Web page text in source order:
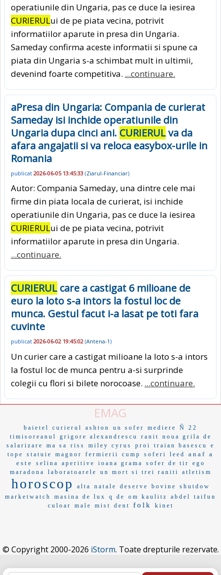
operatiunile din Ungaria, pas ce duce la iesirea
CURIERULui de pe piata vecina, potrivit
informatiilor aparute in presa din Ungaria.
Sameday confirma aceste informatii si spune ca
piata din Ungaria s-a schimbat mult in ultimii,
devenind foarte competitiva. ...continuare.
aPresa din Ungaria: Compania de curierat
Sameday isi inchide operatiunile din
Ungaria dupa cinci ani. CURIERULva da
afara angajatii si va reloca easybox-urile in
Romania
publicat 2026-06-05 13:45:33 (Ziarul-Financiar)
Autor: Compania Sameday, una dintre cele mai
firme din piata locala de curierat, isi inchide
operatiunile din Ungaria, pas ce duce la iesirea
CURIERULui de pe piata vecina, potrivit
informatiilor aparute in presa din Ungaria.
...continuare.
CURIERUL care a castigat 6 milioane de
euro la loto s-a intors la fostul loc de
munca. Gestul facut i-a lasat pe toti fara
cuvinte
publicat 2026-06-02 19:45:02 (Antena-1)
Un curier care a castigat milioane la loto s-a intors
la fostul loc de munca pentru a-si surprinde
colegii cu flori si bilete norocoase. ...continuare.
EMAG
baietel curierul ashton un sofer mediere
Ñ 22
timisoreanul
grigore alexandrescu ranit
noua grila de
salarizare
ma sa riss miley cyrus proi traian basescu
e
tope
statuie magnor fermierii cump soferi leed anaf a
este
selina aperitive ioana grama sofer de tir
ego
maradona
laboratoarele un mort si trei raniti atletism
horoscop alta natale deserve bovine
shutdow
marketwatch
masina de lux q de om kaulitz abdel
taifun
culoar
male mist dent folk kinet
© Copyright 2000-2026 iStorm. Toate drepturile rezervate.